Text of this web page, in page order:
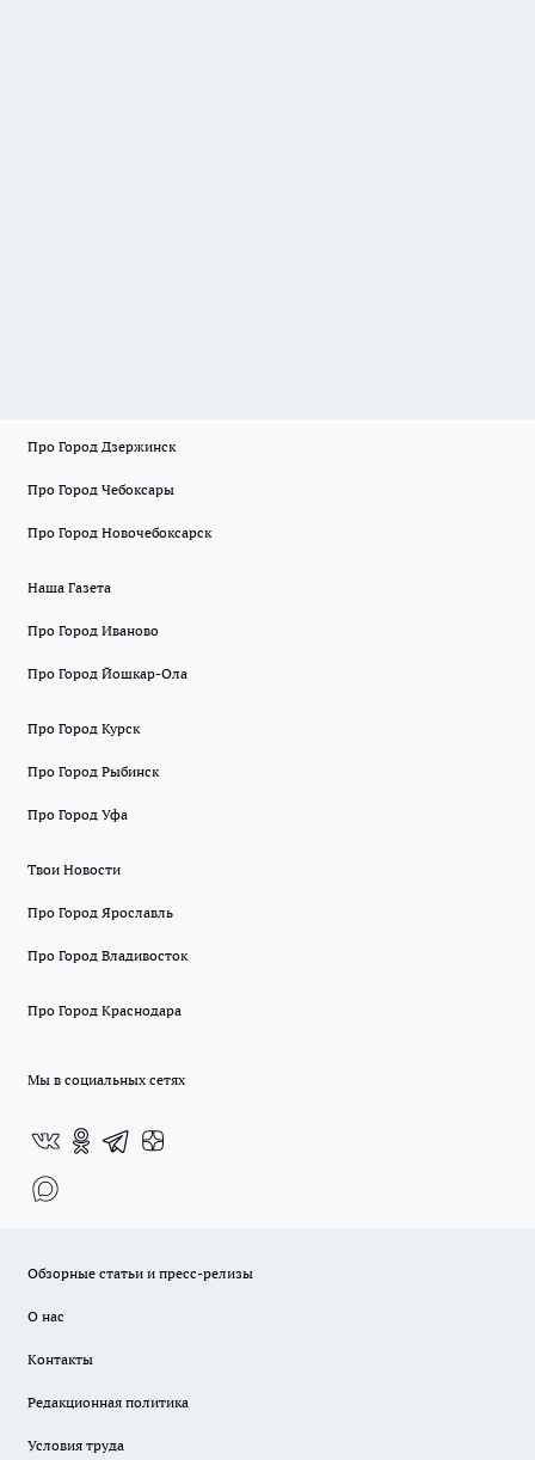
Про Город Дзержинск
Про Город Чебоксары
Про Город Новочебоксарск
Наша Газета
Про Город Иваново
Про Город Йошкар-Ола
Про Город Курск
Про Город Рыбинск
Про Город Уфа
Твои Новости
Про Город Ярославль
Про Город Владивосток
Про Город Краснодара
Мы в социальных сетях
Обзорные статьи и пресс-релизы
О нас
Контакты
Редакционная политика
Условия труда